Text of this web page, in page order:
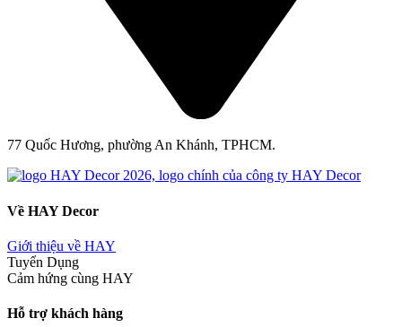
77 Quốc Hương, phường An Khánh, TPHCM.
Về HAY Decor
Giới thiệu về HAY
Tuyển Dụng
Cảm hứng cùng HAY
Hỗ trợ khách hàng